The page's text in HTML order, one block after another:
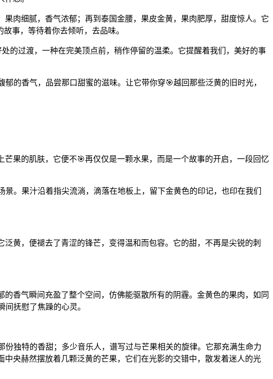
肉细腻，香气浓郁；再到泰国金腰，果皮金黄，果肉肥厚，甜度惊人。它
事，等待着你去倾听，去品味。
的过渡，一种在完美顶点前，稍作停留的温柔。它提醒着我们，美好的事
的香气，品尝那口甜蜜的滋味。让它带你穿🎯越回那些泛黄的旧时光，
果的肌肤，它便不🎯再仅仅是一颗水果，而是一个故事的开启，一段回忆
。果汁沿着指尖流淌，滴落在地板上，留下金黄色的印记，也印在我们
黄，便褪去了青涩的锋芒，变得温和而包容。它的甜，不再是尖锐的刺
香气瞬间充盈了整个空间，仿佛能驱散所有的阴霾。金黄色的果肉，如同
抚慰了焦躁的心灵。
独特的香甜；多少音乐人，谱写过与芒果相关的旋律。它那充满生命力
央赫然摆放着几颗泛黄的芒果，它们在光影的交错中，散发着迷人的光